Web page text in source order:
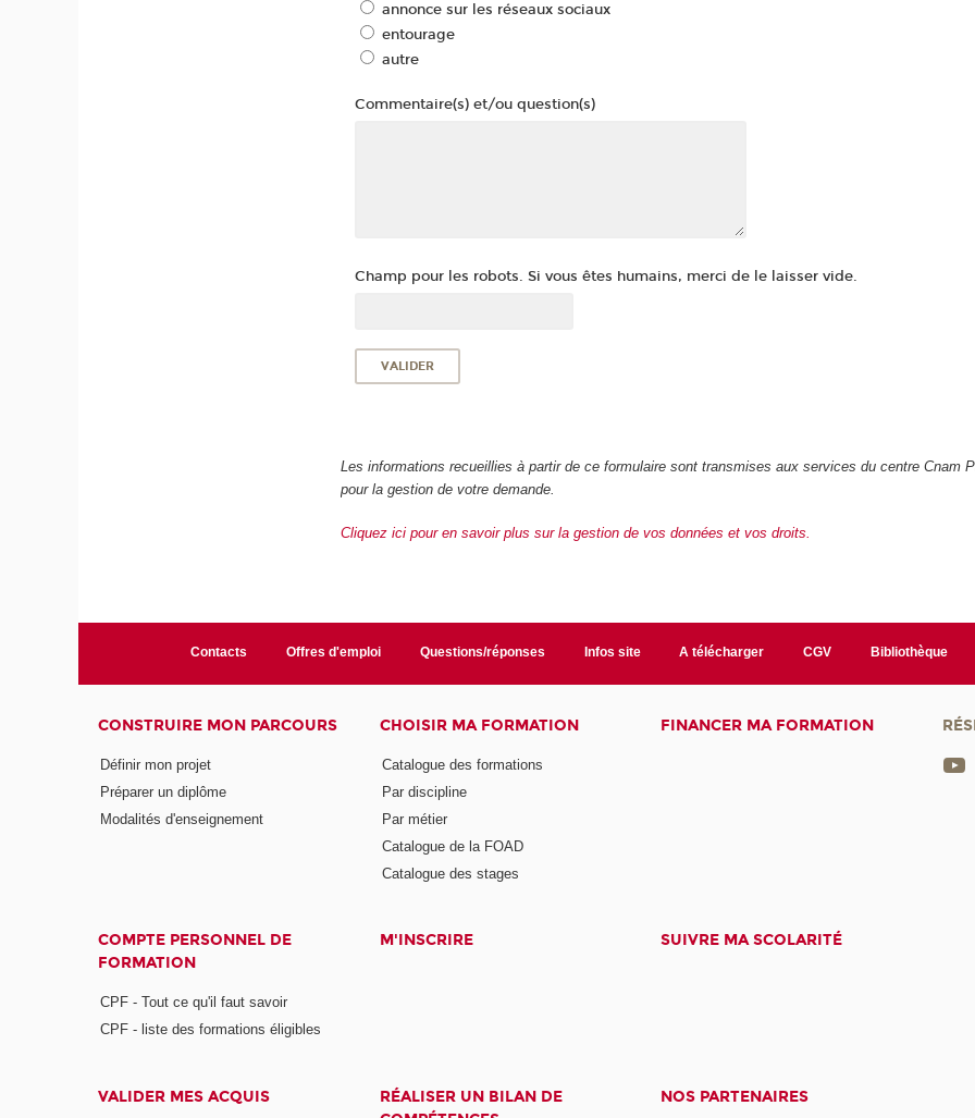
annonce sur les réseaux sociaux
entourage
autre
Commentaire(s) et/ou question(s)
Champ pour les robots. Si vous êtes humains, merci de le laisser vide.
Les informations recueillies à partir de ce formulaire sont transmises aux services du centre Cnam
pour la gestion de votre demande.
Cliquez ici pour en savoir plus sur la gestion de vos données et vos droits.
Contacts Offres d'emploi Questions/réponses Infos site A télécharger CGV Bibliothèque
CONSTRUIRE MON PARCOURS
Définir mon projet
Préparer un diplôme
Modalités d'enseignement
CHOISIR MA FORMATION
Catalogue des formations
Par discipline
Par métier
Catalogue de la FOAD
Catalogue des stages
FINANCER MA FORMATION
COMPTE PERSONNEL DE
FORMATION
CPF - Tout ce qu'il faut savoir
CPF - liste des formations éligibles
M'INSCRIRE SUIVRE MA SCOLARITÉ
VALIDER MES ACQUIS
RÉALISER UN BILAN DE
NOS PARTENAIRES